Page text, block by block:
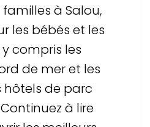
à Salou,
les bébés et les
compris les
de mer et les
hôtels de parc
à lire